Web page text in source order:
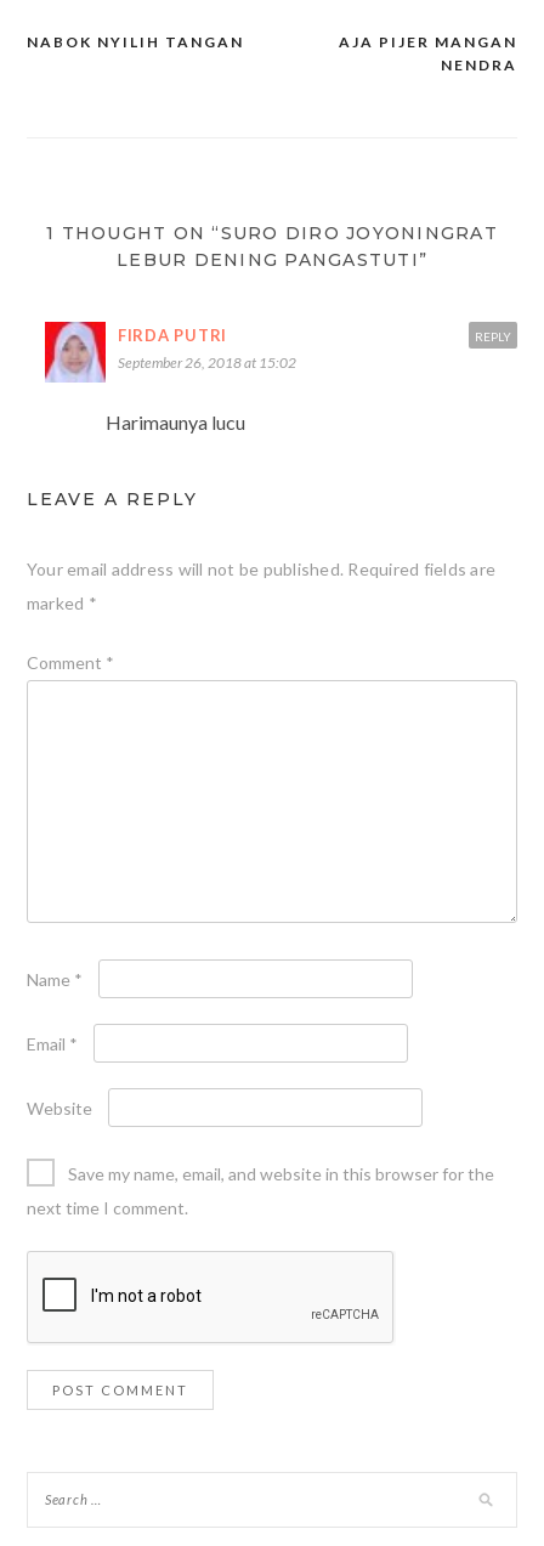
Post
AJA PIJER MANGAN
NENDRA
NABOK NYILIH TANGAN
1 THOUGHT ON “SURO DIRO JOYONINGRAT
LEBUR DENING PANGASTUTI”
FIRDA PUTRI
September 26, 2018 at 15:02
Harimaunya lucu
REPLY
LEAVE A REPLY
Your email address will not be published. Required fields are
marked *
Comment *
Name *
Email *
Website
Save my name, email, and website in this browser for the
next time I comment.